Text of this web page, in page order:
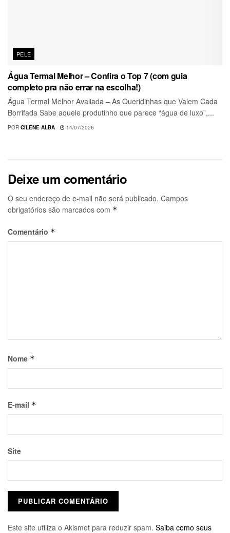
PELE
Água Termal Melhor – Confira o Top 7 (com guia
completo pra não errar na escolha!)
Água Termal Melhor Avaliada – As Queridinhas que Valem Cada
Borrifada Sabe aquele produtinho que parece “água de luxo”,...
POR CILENE ALBA 14/07/2026
Deixe um comentário
O seu endereço de e-mail não será publicado. Campos
obrigatórios são marcados com *
Comentário *
Nome *
E-mail *
Site
Este site utiliza o Akismet para reduzir spam. Saiba como seus